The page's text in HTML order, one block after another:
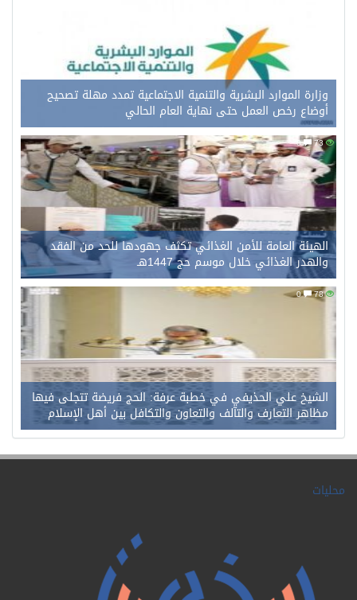
وزارة الموارد البشرية والتنمية الاجتماعية تمدد مهلة تصحيح
أوضاع رخص العمل حتى نهاية العام الحالي
73
0
الهيئة العامة للأمن الغذائي تكثف جهودها للحد من الفقد
والهدر الغذائي خلال موسم حج 1447هـ
78
0
الشيخ علي الحذيفي في خطبة عرفة: الحج فريضة تتجلى فيها
مظاهر التعارف والتآلف والتعاون والتكافل بين أهل الإسلام
محليات